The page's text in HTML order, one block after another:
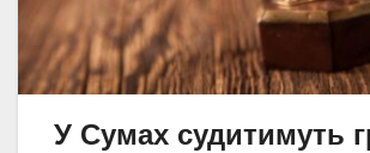
У Сумах судитимуть